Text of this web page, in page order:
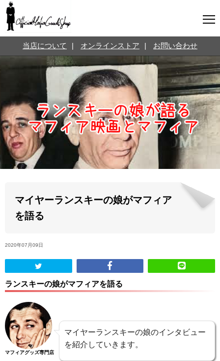
Twitterはこちら @jpmeyerlanskytm
カテゴリ
お知らせ マフィアの小話
三分で学ぶマフィア暗黒史 名言・悩み相談
時事ニュース
ABOUT US
当店の紹介
お問い合わせ
当店について オンラインストア お問い合わせ
マイヤーランスキーの娘がマフィア
を語る
2020年07月09日
ランスキーの娘がマフィアを語る
マフィアグッズ専門店
マイヤーランスキーの娘のインタビュー
を紹介していきます。
オンラインストア
お問い合わせ
言葉のお医者さん